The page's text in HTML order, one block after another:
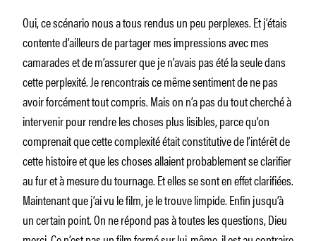
Oui, ce scénario nous a tous rendus un peu perplexes. Et j’étais
contente d’ailleurs de partager mes impressions avec mes
camarades et de m’assurer que je n’avais pas été la seule dans
cette perplexité. Je rencontrais ce même sentiment de ne pas
avoir forcément tout compris. Mais on n’a pas du tout cherché à
intervenir pour rendre les choses plus lisibles, parce qu’on
comprenait que cette complexité était constitutive de l’intérêt de
cette histoire et que les choses allaient probablement se clarifier
au fur et à mesure du tournage. Et elles se sont en effet clarifiées.
Maintenant que j’ai vu le film, je le trouve limpide. Enfin jusqu’à
un certain point. On ne répond pas à toutes les questions, Dieu